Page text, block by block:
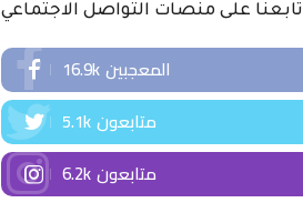
تابعنا على منصات التواصل الاجتماعي
16.9kالمعجبين
5.1kمتابعون
6.2kمتابعون